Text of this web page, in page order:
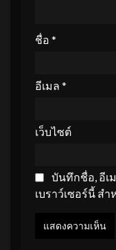
ชื่อ *
อีเมล *
เว็บไซต์
บันทึกชื่อ, อีเ
เบราว์เซอร์นี้ ส